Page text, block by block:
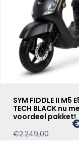
SYM FIDDLE II M5
TECH BLACK nu
voordeel pakket!
€2.249,00